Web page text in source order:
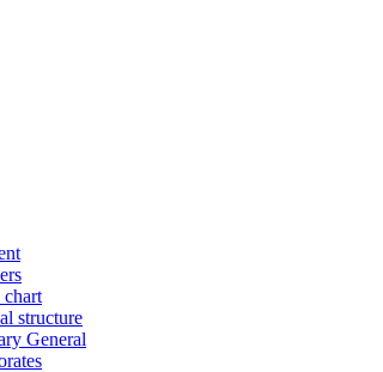
chart
structure
General